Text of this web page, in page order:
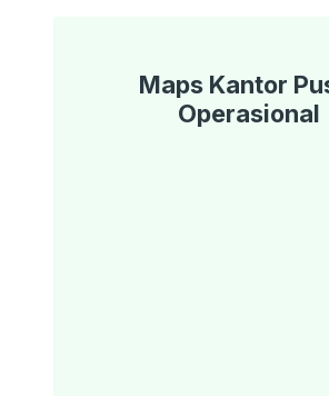
Maps Kantor
Operasional